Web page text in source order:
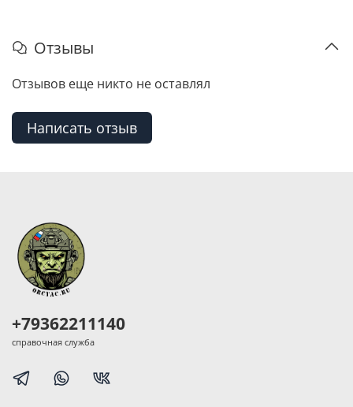
Отзывы
Отзывов еще никто не оставлял
Написать отзыв
+79362211140
справочная служба